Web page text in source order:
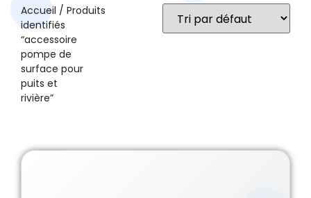
Accueil / Produits
identifiés
“accessoire
pompe de
surface pour
puits et
rivière”